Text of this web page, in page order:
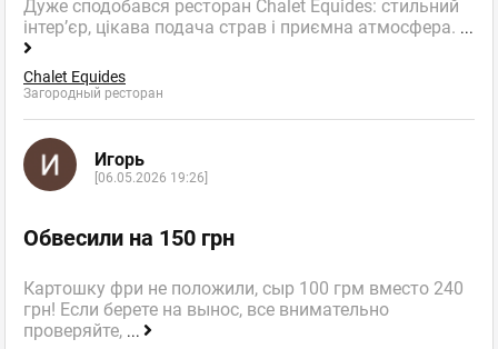
Дуже сподобався ресторан Chalet Equides: стильний
інтер’єр, цікава подача страв і приємна атмосфера. ...
Chalet Equides
Загородный ресторан
Игорь
[06.05.2026 19:26]
Обвесили на 150 грн
Картошку фри не положили, сыр 100 грм вместо 240
грн! Если берете на вынос, все внимательно
проверяйте, ...